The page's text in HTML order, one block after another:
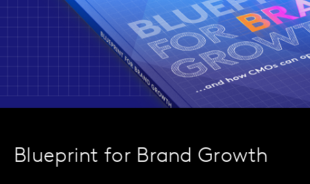
Blueprint for Brand Growth